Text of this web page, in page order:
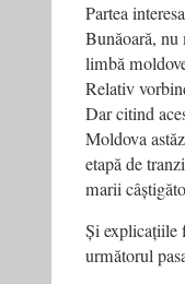
Partea
Bunăoară, nu
limbă
Relativ
Dar citind
Moldova
etapă de
marii
Și explicațiile
următorul